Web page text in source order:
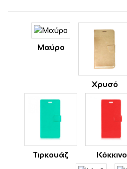
Μαύρο
Χρυσό
Τιρκουάζ Κόκκινο